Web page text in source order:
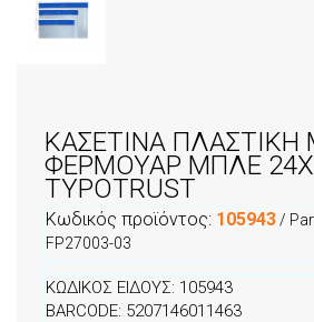
ΚΑΣΕΤΙΝΑ ΠΛΑΣΤΙΚΗ
ΦΕΡΜΟΥΑΡ ΜΠΛΕ
TYPOTRUST
Κωδικός προϊόντος: 105943 /
FP27003-03
ΚΩΔΙΚΟΣ ΕΙΔΟΥΣ: 105943
BARCODE: 5207146011463